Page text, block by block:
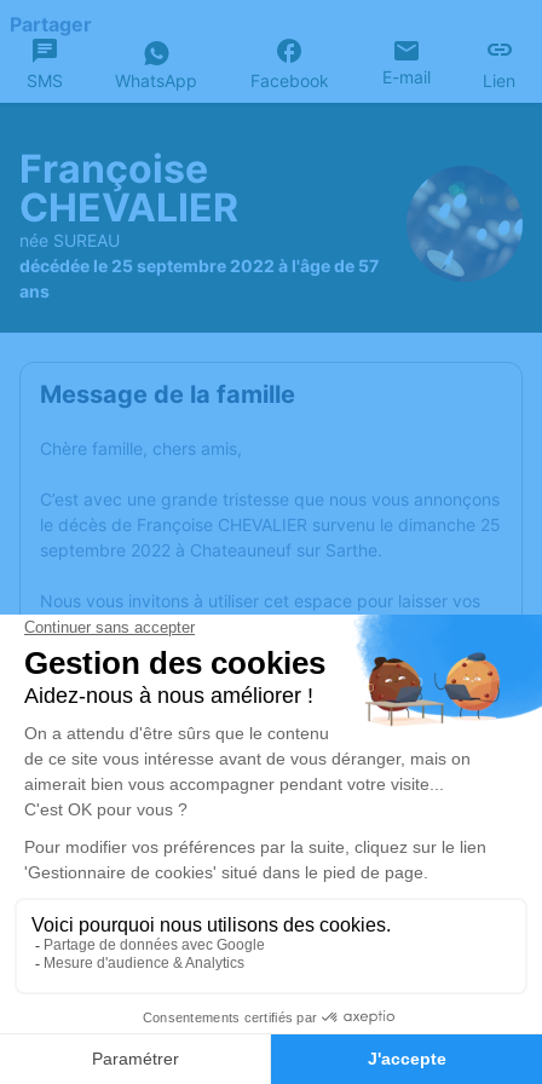
Faire-part Hommages
Partager
SMS WhatsApp Facebook E-mail Lien
Françoise
CHEVALIER
née SUREAU
décédée le 25 septembre 2022 à l'âge de 57
ans
Message de la famille
Chère famille, chers amis,
C’est avec une grande tristesse que nous vous annonçons
le décès de Françoise CHEVALIER survenu le dimanche 25
septembre 2022 à Chateauneuf sur Sarthe.
Nous vous invitons à utiliser cet espace pour laisser vos
condoléances, partager des photos souvenirs, une
anecdote ou exprimer vos pensées à travers des poèmes
ou des textes. Cet endroit est un lieu d'expression dédié à
honorer la mémoire de Françoise CHEVALIER.
Un service de plantation d’arbre hommage est disponible
ici.
Je rends hommage
Cérémonie religieuse
mercredi 28 septembre 2022 à 15h00
Eglise Châteauneuf de Les Hauts-d'Anjou
Passage de l'Église
49330 Les Hauts-d'Anjou